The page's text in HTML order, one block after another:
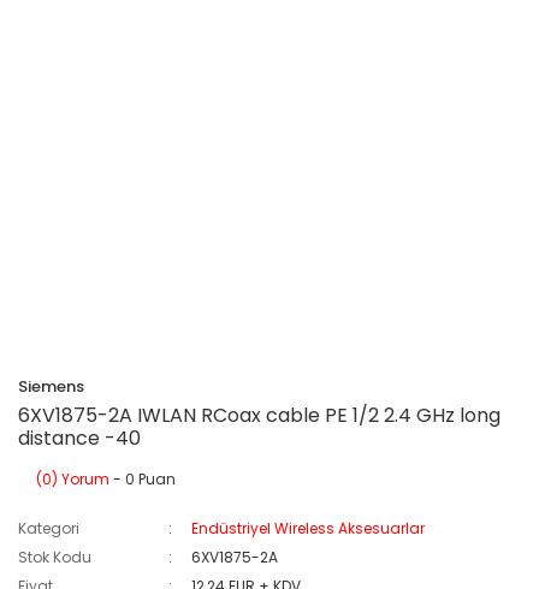
Siemens
6XV1875-2A IWLAN RCoax cable PE 1/2 2.4 GHz long
distance -40
(0) Yorum - 0 Puan
Kategori
Endüstriyel Wireless Aksesuarlar
Stok Kodu
6XV1875-2A